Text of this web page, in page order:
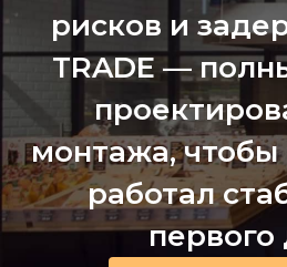
рисков и
TRADE —
монтажа,
работал
первого